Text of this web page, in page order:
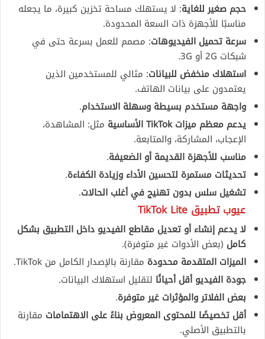
حجم صغير للغاية: لا يستهلك مساحة تخزين كبيرة، ما يجعله
مناسبًا للأجهزة ذات السعة المحدودة.
سرعة تحميل الفيديوهات: مصمم للعمل بسرعة حتى في
شبكات 2G أو 3G.
استهلاك منخفض للبيانات: مثالي للمستخدمين الذين
يعتمدون على بيانات الهاتف.
واجهة مستخدم بسيطة وسهلة الاستخدام.
يدعم معظم ميزات TikTok الأساسية
مثل: المشاهدة،
الإعجاب، المشاركة، والمتابعة.
مناسب للأجهزة القديمة أو الضعيفة.
تحديثات مستمرة لتحسين الأداء وزيادة الكفاءة.
تشغيل سلس بدون تهنيج في أغلب الحالات.
عيوب تطبيق TikTok Lite
لا يدعم إنشاء أو تعديل مقاطع الفيديو داخل التطبيق بشكل
كامل (بعض الأدوات غير متوفرة).
الميزات المتقدمة محدودة مقارنة بالإصدار الكامل من TikTok.
جودة الفيديو أقل أحيانًا لتقليل استهلاك البيانات.
بعض الفلاتر والمؤثرات غير متوفرة.
أقل تخصيصًا للمحتوى المعروض بناءً على الاهتمامات مقارنة
بالتطبيق الأصلي.